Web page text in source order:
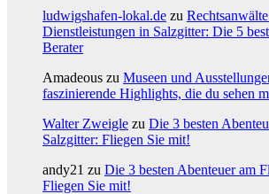
ludwigshafen-lokal.de zu
Dienstleistungen in Salzgitter: Die 5
Berater
Amadeous zu Museen und
faszinierende Highlights, die du sehen
Walter Zweigle zu Die 3 besten
Salzgitter: Fliegen Sie mit!
andy21 zu Die 3 besten Abenteuer am
Fliegen Sie mit!